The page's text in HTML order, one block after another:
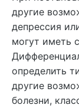
другие
депрессия
могут иметь
определить
другие
болезни,